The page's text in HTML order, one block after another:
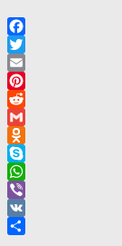
Facebook
Twitter
Email
Pinterest
Reddit
Gmail
Odnoklassniki
Skype
WhatsApp
Viber
VK